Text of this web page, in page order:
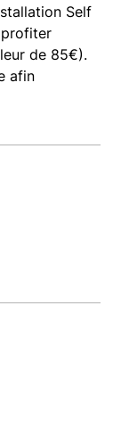
Self
de 85€).
afin